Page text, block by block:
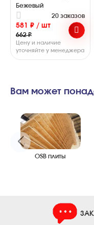
Бежевый
20 заказов
581 ₽ / шт
662 ₽
Цену и наличие
уточняйте у менеджера
Вам может
OSB плиты